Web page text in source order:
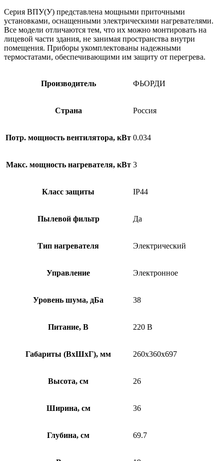
Серия ВПУ(У) представлена мощными приточными
установками, оснащенными электрическими нагревателями.
Все модели отличаются тем, что их можно монтировать на
лицевой части здания, не занимая пространства внутри
помещения. Приборы укомплектованы надежными
термостатами, обеспечивающими им защиту от перегрева.
Производитель ФЬОРДИ
Страна Россия
Потр. мощность вентилятора, кВт 0.034
Макс. мощность нагревателя, кВт 3
Класс защиты IP44
Пылевой фильтр Да
Тип нагревателя Электрический
Управление Электронное
Уровень шума, дБа 38
Питание, В 220 В
Габариты (ВхШхГ), мм 260х360х697
Высота, см 26
Ширина, см 36
Глубина, см 69.7